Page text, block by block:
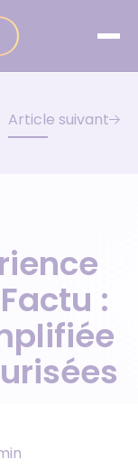
Article suivant
: